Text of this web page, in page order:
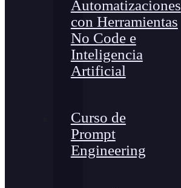
Automatizaciones
con Herramientas
No Code e
Inteligencia
Artificial
Curso de
Prompt
Engineering